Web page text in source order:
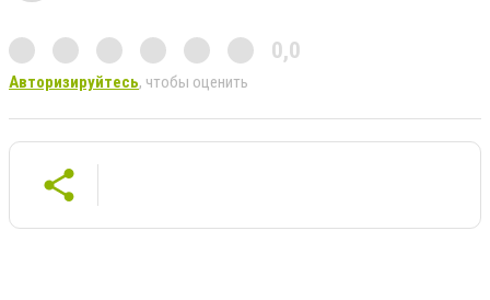
0,0
Авторизируйтесь, чтобы оценить